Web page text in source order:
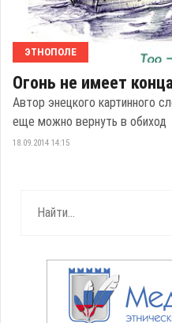
ЭТНОПОЛЕ
Огонь не имеет
Автор энецкого картинного
еще можно вернуть в обиход
18.09.2014 14:15